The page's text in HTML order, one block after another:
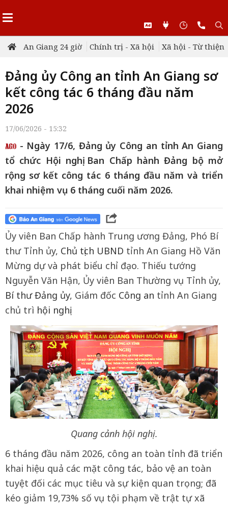
An Giang 24 giờ Chính trị - Xã hội Xã hội - Từ thiện
Đảng ủy Công an tỉnh An Giang sơ
kết công tác 6 tháng đầu năm
2026
17/06/2026 - 15:32
- Ngày 17/6, Đảng ủy Công an tỉnh An Giang
tổ chức Hội nghị Ban Chấp hành Đảng bộ mở
rộng sơ kết công tác 6 tháng đầu năm và triển
khai nhiệm vụ 6 tháng cuối năm 2026.
Ủy viên Ban Chấp hành Trung ương Đảng, Phó Bí
thư Tỉnh ủy, Chủ tịch UBND tỉnh An Giang Hồ Văn
Mừng dự và phát biểu chỉ đạo. Thiếu tướng
Nguyễn Văn Hận, Ủy viên Ban Thường vụ Tỉnh ủy,
Bí thư Đảng ủy, Giám đốc Công an tỉnh An Giang
chủ trì hội nghị.
Quang cảnh hội nghị.
6 tháng đầu năm 2026, công an toàn tỉnh đã triển
khai hiệu quả các mặt công tác, bảo vệ an toàn
tuyệt đối các mục tiêu và sự kiện quan trọng; đã
kéo giảm 19,73% số vụ tội phạm về trật tự xã